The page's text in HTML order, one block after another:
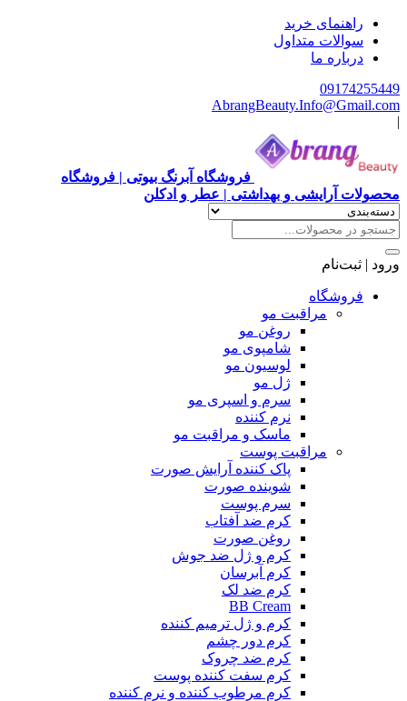
خرید
متداول
ما
فروشگاه آبرنگ بیوتی | فروشگاه
آرایشی و بهداشتی | عطر و ادکلن
مراقبت مو
روغن مو
شامپوی مو
لوسیون مو
سرم و اسپری مو
نرم کننده
ماسک و مراقبت مو
مراقبت پوست
پاک کننده آرایش صورت
شوینده صورت
سرم پوست
کرم ضد آفتاب
روغن صورت
کرم و ژل ضد جوش
کرم آبرسان
کرم ضد لک
BB Cream
کرم و ژل ترمیم کننده
کرم دور چشم
کرم ضد چروک
کرم سفت کننده پوست
کرم مرطوب کننده و نرم کننده